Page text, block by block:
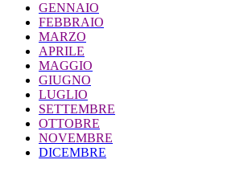
GENNAIO
FEBBRAIO
MARZO
APRILE
MAGGIO
GIUGNO
LUGLIO
SETTEMBRE
OTTOBRE
NOVEMBRE
DICEMBRE